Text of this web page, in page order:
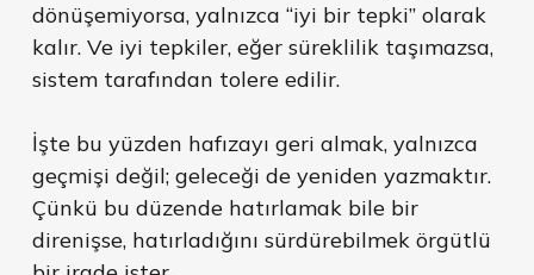
dönüşemiyorsa, yalnızca “iyi bir tepki” olarak
kalır. Ve iyi tepkiler, eğer süreklilik taşımazsa,
sistem tarafından tolere edilir.
İşte bu yüzden hafızayı geri almak, yalnızca
geçmişi değil; geleceği de yeniden yazmaktır.
Çünkü bu düzende hatırlamak bile bir
direnişse, hatırladığını sürdürebilmek örgütlü